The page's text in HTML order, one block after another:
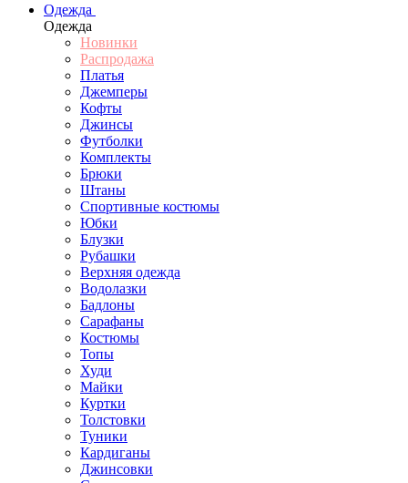
Одежда
Одежда
Новинки
Распродажа
Платья
Джемперы
Кофты
Джинсы
Футболки
Комплекты
Брюки
Штаны
Спортивные костюмы
Юбки
Блузки
Рубашки
Верхняя одежда
Водолазки
Бадлоны
Сарафаны
Костюмы
Топы
Худи
Майки
Куртки
Толстовки
Туники
Кардиганы
Джинсовки